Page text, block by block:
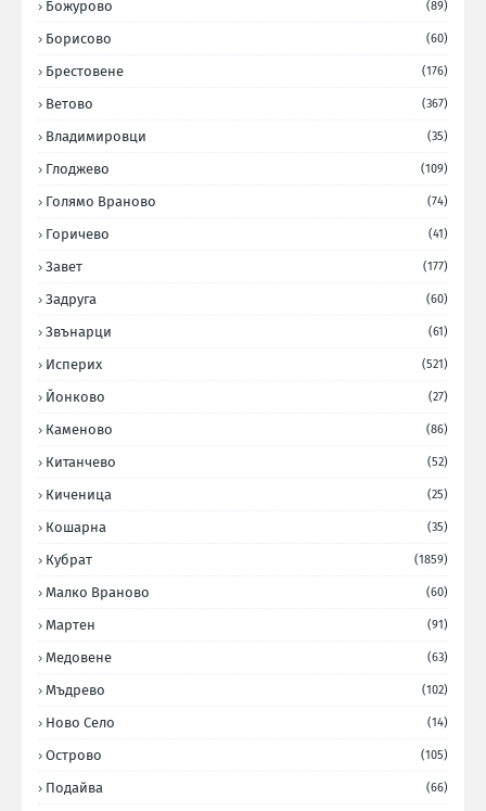
Божурово (89)
Борисово (60)
Брестовене (176)
Ветово (367)
Владимировци (35)
Глоджево (109)
Голямо Враново (74)
Горичево (41)
Завет (177)
Задруга (60)
Звънарци (61)
Исперих (521)
Йонково (27)
Каменово (86)
Китанчево (52)
Киченица (25)
Кошарна (35)
Кубрат (1859)
Малко Враново (60)
Мартен (91)
Медовене (63)
Мъдрево (102)
Ново Село (14)
Острово (105)
Подайва (66)